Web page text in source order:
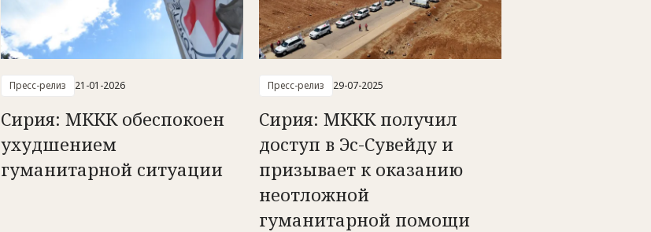
Пресс-релиз 21-01-2026
Сирия: МККК обеспокоен
ухудшением
гуманитарной ситуации
Пресс-релиз 29-07-2025
Сирия: МККК получил
доступ в Эс-Сувейду и
призывает к оказанию
неотложной
гуманитарной помощи